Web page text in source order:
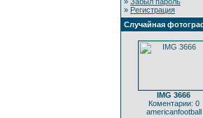
» Регистрация
Случайная
IMG 3666
Коментарии: 0
americanfootball